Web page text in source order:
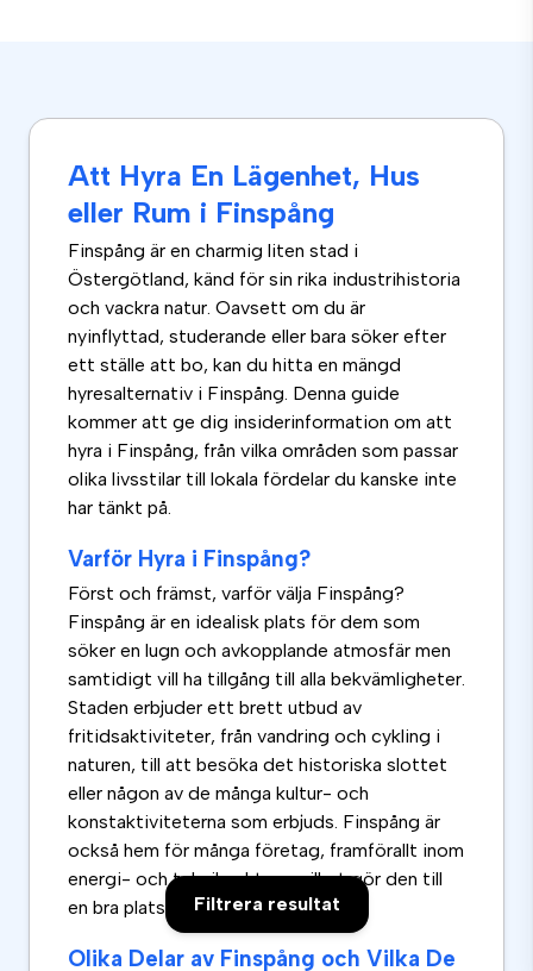
Filtrera resultat
Att Hyra En Lägenhet, Hus
eller Rum i Finspång
Finspång är en charmig liten stad i
Östergötland, känd för sin rika industrihistoria
och vackra natur. Oavsett om du är
nyinflyttad, studerande eller bara söker efter
ett ställe att bo, kan du hitta en mängd
hyresalternativ i Finspång. Denna guide
kommer att ge dig insiderinformation om att
hyra i Finspång, från vilka områden som passar
olika livsstilar till lokala fördelar du kanske inte
har tänkt på.
Varför Hyra i Finspång?
Först och främst, varför välja Finspång?
Finspång är en idealisk plats för dem som
söker en lugn och avkopplande atmosfär men
samtidigt vill ha tillgång till alla bekvämligheter.
Staden erbjuder ett brett utbud av
fritidsaktiviteter, från vandring och cykling i
naturen, till att besöka det historiska slottet
eller någon av de många kultur- och
konstaktiviteterna som erbjuds. Finspång är
också hem för många företag, framförallt inom
energi- och tekniksektorn, vilket gör den till
en bra plats för karriärmöjligheter.
Olika Delar av Finspång och Vilka De